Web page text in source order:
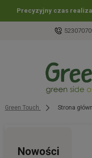
Precyzyjny czas
Green Touch Strona
Nowości